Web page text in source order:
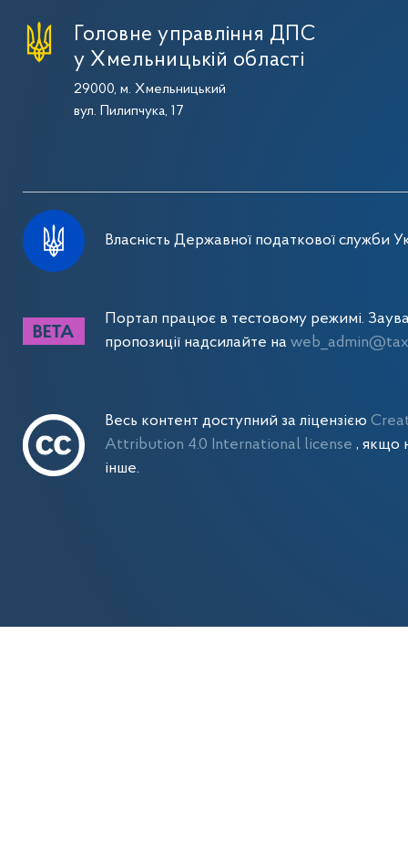
Головне управління ДПС
у Хмельницькій області
29000, м. Хмельницький
вул. Пилипчука, 17
Власність Державної податкової служби
Портал працює в тестовому режимі.
пропозиції надсилайте на
Весь контент доступний за ліцензією
Attribution 4.0 International license , якщо
інше.